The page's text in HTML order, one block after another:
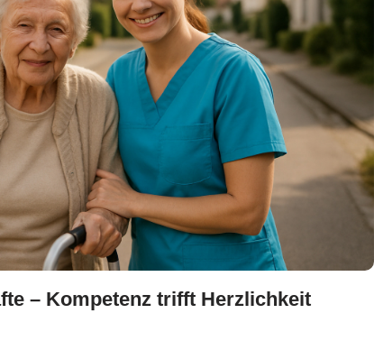
– Kompetenz trifft Herzlichkeit